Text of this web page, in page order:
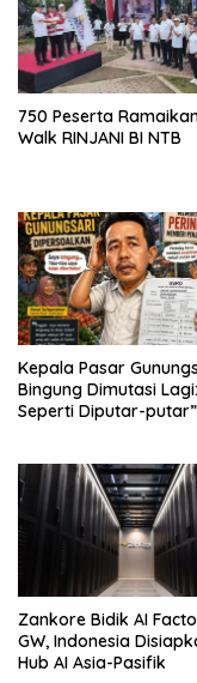
750 Peserta
Walk RINJANI BI NTB
Kepala Pasar
Bingung Dimutasi
Seperti Diputar-putar”
Zankore Bidik AI
GW, Indonesia
Hub AI Asia-Pasifik